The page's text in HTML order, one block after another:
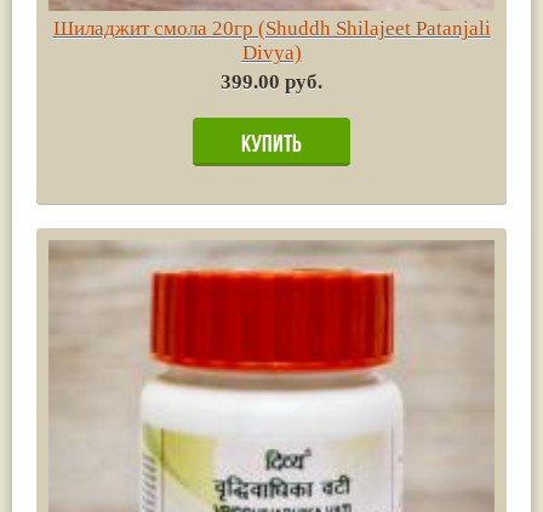
Шиладжит смола 20гр (Shuddh Shilajeet Patanjali
Divya)
399.00 руб.